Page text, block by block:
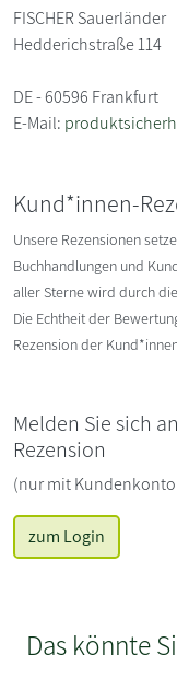
FISCHER Sauerländer
Hedderichstraße 114
DE - 60596 Frankfurt
E-Mail:
Kund*innen-
Unsere Rezensionen
Buchhandlungen und
aller Sterne wird durch
Die Echtheit der
Rezension der
Melden Sie sich
Rezension
(nur mit
zum Login
Das könnte